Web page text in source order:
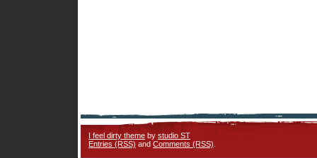
I feel dirty theme by studio ST
Entries (RSS) and Comments (RSS)